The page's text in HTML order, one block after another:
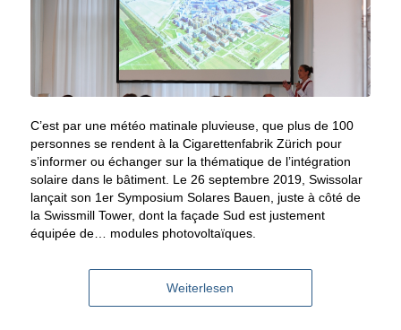
C’est par une météo matinale pluvieuse, que plus de 100
personnes se rendent à la Cigarettenfabrik Zürich pour
s’informer ou échanger sur la thématique de l’intégration
solaire dans le bâtiment. Le 26 septembre 2019, Swissolar
lançait son 1er Symposium Solares Bauen, juste à côté de
la Swissmill Tower, dont la façade Sud est justement
équipée de… modules photovoltaïques.
Weiterlesen